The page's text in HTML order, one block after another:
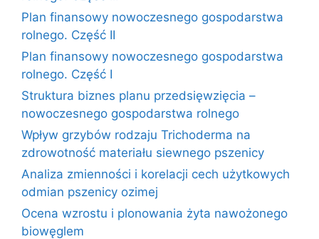
Plan finansowy nowoczesnego gospodarstwa
rolnego. Część II
Plan finansowy nowoczesnego gospodarstwa
rolnego. Część I
Struktura biznes planu przedsięwzięcia –
nowoczesnego gospodarstwa rolnego
Wpływ grzybów rodzaju Trichoderma na
zdrowotność materiału siewnego pszenicy
Analiza zmienności i korelacji cech użytkowych
odmian pszenicy ozimej
Ocena wzrostu i plonowania żyta nawożonego
biowęglem